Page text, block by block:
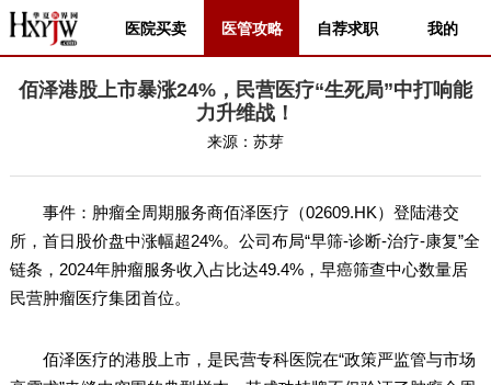
医院买卖 医管攻略 自荐求职 我的
佰泽港股上市暴涨24%，民营医疗“生死局”中打响能
力升维战！
来源： 苏芽
事件：肿瘤全周期服务商佰泽医疗（02609.HK）登陆港交
所，首日股价盘中涨幅超24%。公司布局“早筛-诊断-治疗-康复”全
链条，2024年肿瘤服务收入占比达49.4%，早癌筛查中心数量居
民营肿瘤医疗集团首位。
佰泽医疗的港股上市，是民营专科医院在“政策严监管与市场